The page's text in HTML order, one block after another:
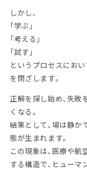
しかし、
「学ぶ」
「考える」
「試す」
というプロセスにお
を閉ざします。
正解を探し始め、失敗
くなる。
結果として、場は静か
態が生まれます。
この現象は、医療や
する構造で、ヒューマ